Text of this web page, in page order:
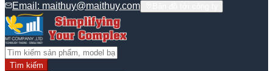
Email: maithuy@maithuy.com
Tìm kiếm